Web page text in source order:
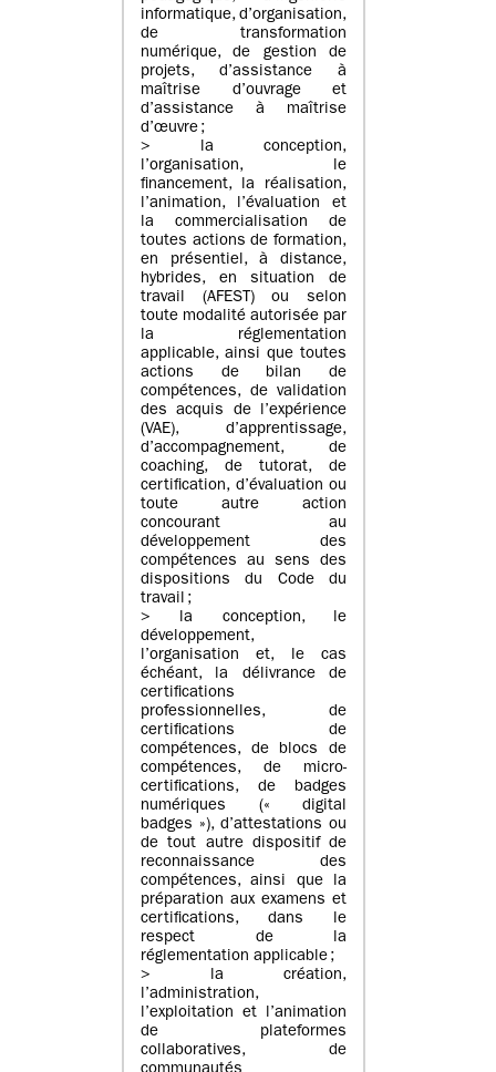
informatique, d’organisation,
de transformation
numérique, de gestion de
projets, d’assistance à
maîtrise d’ouvrage et
d’assistance à maîtrise
d’œuvre ;
> la conception,
l’organisation, le
financement, la réalisation,
l’animation, l’évaluation et
la commercialisation de
toutes actions de formation,
en présentiel, à distance,
hybrides, en situation de
travail (AFEST) ou selon
toute modalité autorisée par
la réglementation
applicable, ainsi que toutes
actions de bilan de
compétences, de validation
des acquis de l’expérience
(VAE), d’apprentissage,
d’accompagnement, de
coaching, de tutorat, de
certification, d’évaluation ou
toute autre action
concourant au
développement des
compétences au sens des
dispositions du Code du
travail ;
> la conception, le
développement,
l’organisation et, le cas
échéant, la délivrance de
certifications
professionnelles, de
certifications de
compétences, de blocs de
compétences, de micro-
certifications, de badges
numériques (« digital
badges »), d’attestations ou
de tout autre dispositif de
reconnaissance des
compétences, ainsi que la
préparation aux examens et
certifications, dans le
respect de la
réglementation applicable ;
> la création,
l’administration,
l’exploitation et l’animation
de plateformes
collaboratives, de